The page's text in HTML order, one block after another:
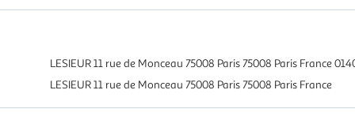
LESIEUR 11 rue de Monceau 75008 Paris 75008 Paris France
LESIEUR 11 rue de Monceau 75008 Paris 75008 Paris France